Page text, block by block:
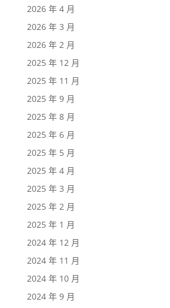
2026 年 4 月
2026 年 3 月
2026 年 2 月
2025 年 12 月
2025 年 11 月
2025 年 9 月
2025 年 8 月
2025 年 6 月
2025 年 5 月
2025 年 4 月
2025 年 3 月
2025 年 2 月
2025 年 1 月
2024 年 12 月
2024 年 11 月
2024 年 10 月
2024 年 9 月